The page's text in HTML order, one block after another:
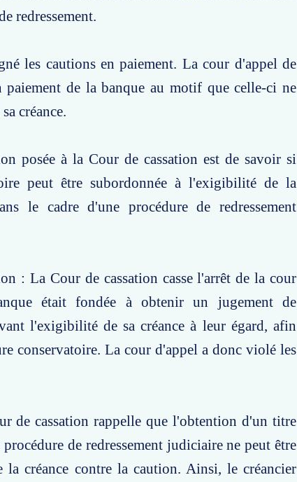
redressement.
les cautions en paiement. La cour d'appel de
paiement de la banque au motif que celle-ci ne
créance.
posée à la Cour de cassation est de savoir si
peut être subordonnée à l'exigibilité de la
le cadre d'une procédure de redressement
: La Cour de cassation casse l'arrêt de la cour
était fondée à obtenir un jugement de
l'exigibilité de sa créance à leur égard, afin
conservatoire. La cour d'appel a donc violé les
de cassation rappelle que l'obtention d'un titre
de redressement judiciaire ne peut être
créance contre la caution. Ainsi, le créancier